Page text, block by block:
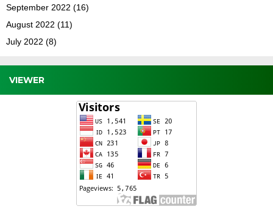
September 2022 (16)
August 2022 (11)
July 2022 (8)
VIEWER